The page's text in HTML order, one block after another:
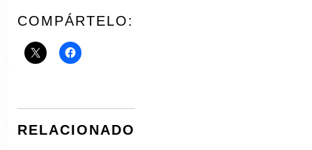
COMPÁRTELO:
RELACIONADO